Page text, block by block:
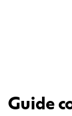
Guide